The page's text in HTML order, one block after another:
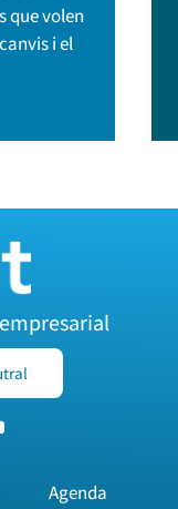
que volen
i el
Agenda